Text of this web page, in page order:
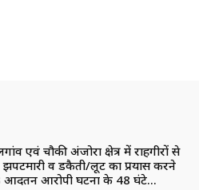
एवं चौकी अंजोरा क्षेत्र में राहगीरों से
झपटमारी व डकैती/लूट का प्रयास करने
आदतन आरोपी घटना के 48 घंटे...